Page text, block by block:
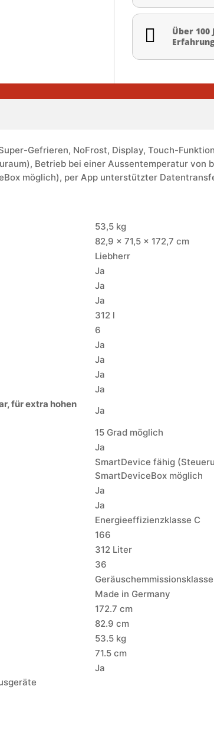

Über 100
Erfahrung
Gefrieren, NoFrost, Display, Touch-
Betrieb bei einer Aussentemperatur von
möglich), per App unterstützter
53,5 kg
82,9 × 71,5 × 172,7 cm
Liebherr
Ja
Ja
Ja
312 l
6
Ja
Ja
Ja
Ja
für extra hohen
Ja
15 Grad möglich
Ja
SmartDevice fähig
SmartDeviceBox möglich
Ja
Ja
Energieeffizienzklasse C
166
312 Liter
36
Made in Germany
172.7 cm
82.9 cm
53.5 kg
71.5 cm
Ja